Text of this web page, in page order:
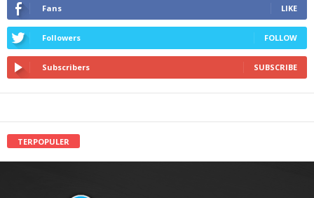
Fans LIKE
Followers FOLLOW
Subscribers SUBSCRIBE
TERPOPULER